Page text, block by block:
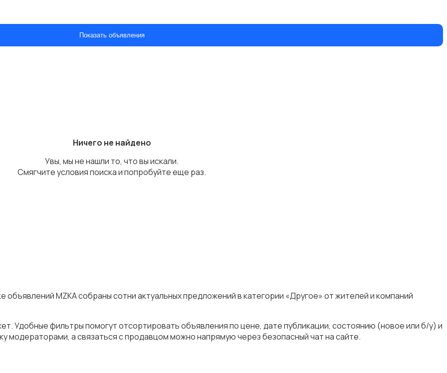
Показать объявления
Ничего не найдено
Увы, мы не нашли то, что вы искали.
Смягчите условия поиска и попробуйте еще раз.
объявлений MZKA собраны сотни актуальных предложений в категории «Другое» от жителей и компаний
Удобные фильтры помогут отсортировать объявления по цене, дате публикации, состоянию (новое или б/у) и
модераторами, а связаться с продавцом можно напрямую через безопасный чат на сайте.